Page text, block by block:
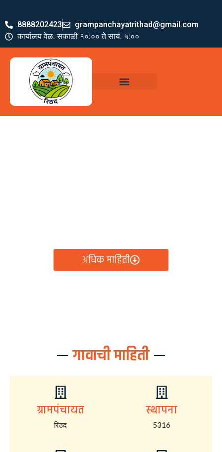
8888202423
grampanchayatrithad@gmail.com
कार्यालय वेळ: सकाळी १०:०० ते सायं. ५:००
अधिक माहिती
गावाची माहिती
ग्रामपंचायत
रिठद
स्थापना
5316